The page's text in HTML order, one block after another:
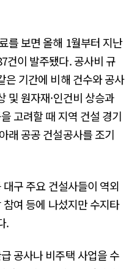
를 보면 올해 1월부터 지난
건이 발주됐다. 공사비 규
은 기간에 비해 건수와 공사
및 원자재·인건비 상승과
고려할 때 지역 건설 경기
래 공공 건설공사를 조기
구 주요 건설사들이 역외
여 등에 나섰지만 수지타
.
공사나 비주택 사업을 수